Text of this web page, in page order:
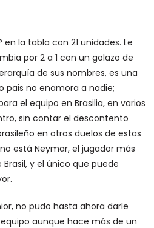
en la tabla con 21 unidades. Le
por 2 a 1 con un golazo de
de sus nombres, es una
pais no enamora a nadie;
el equipo en Brasilia, en varios
sin contar el descontento
en otros duelos de estas
está Neymar, el jugador más
y el único que puede
no pudo hasta ahora darle
aunque hace más de un